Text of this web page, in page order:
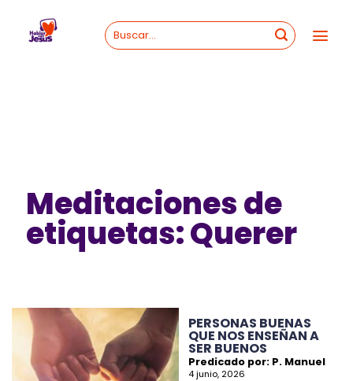
content
Meditaciones de
etiquetas: Querer
PERSONAS BUENAS
QUE NOS ENSEÑAN A
SER BUENOS
Predicado por: P. Manuel
4 junio, 2026